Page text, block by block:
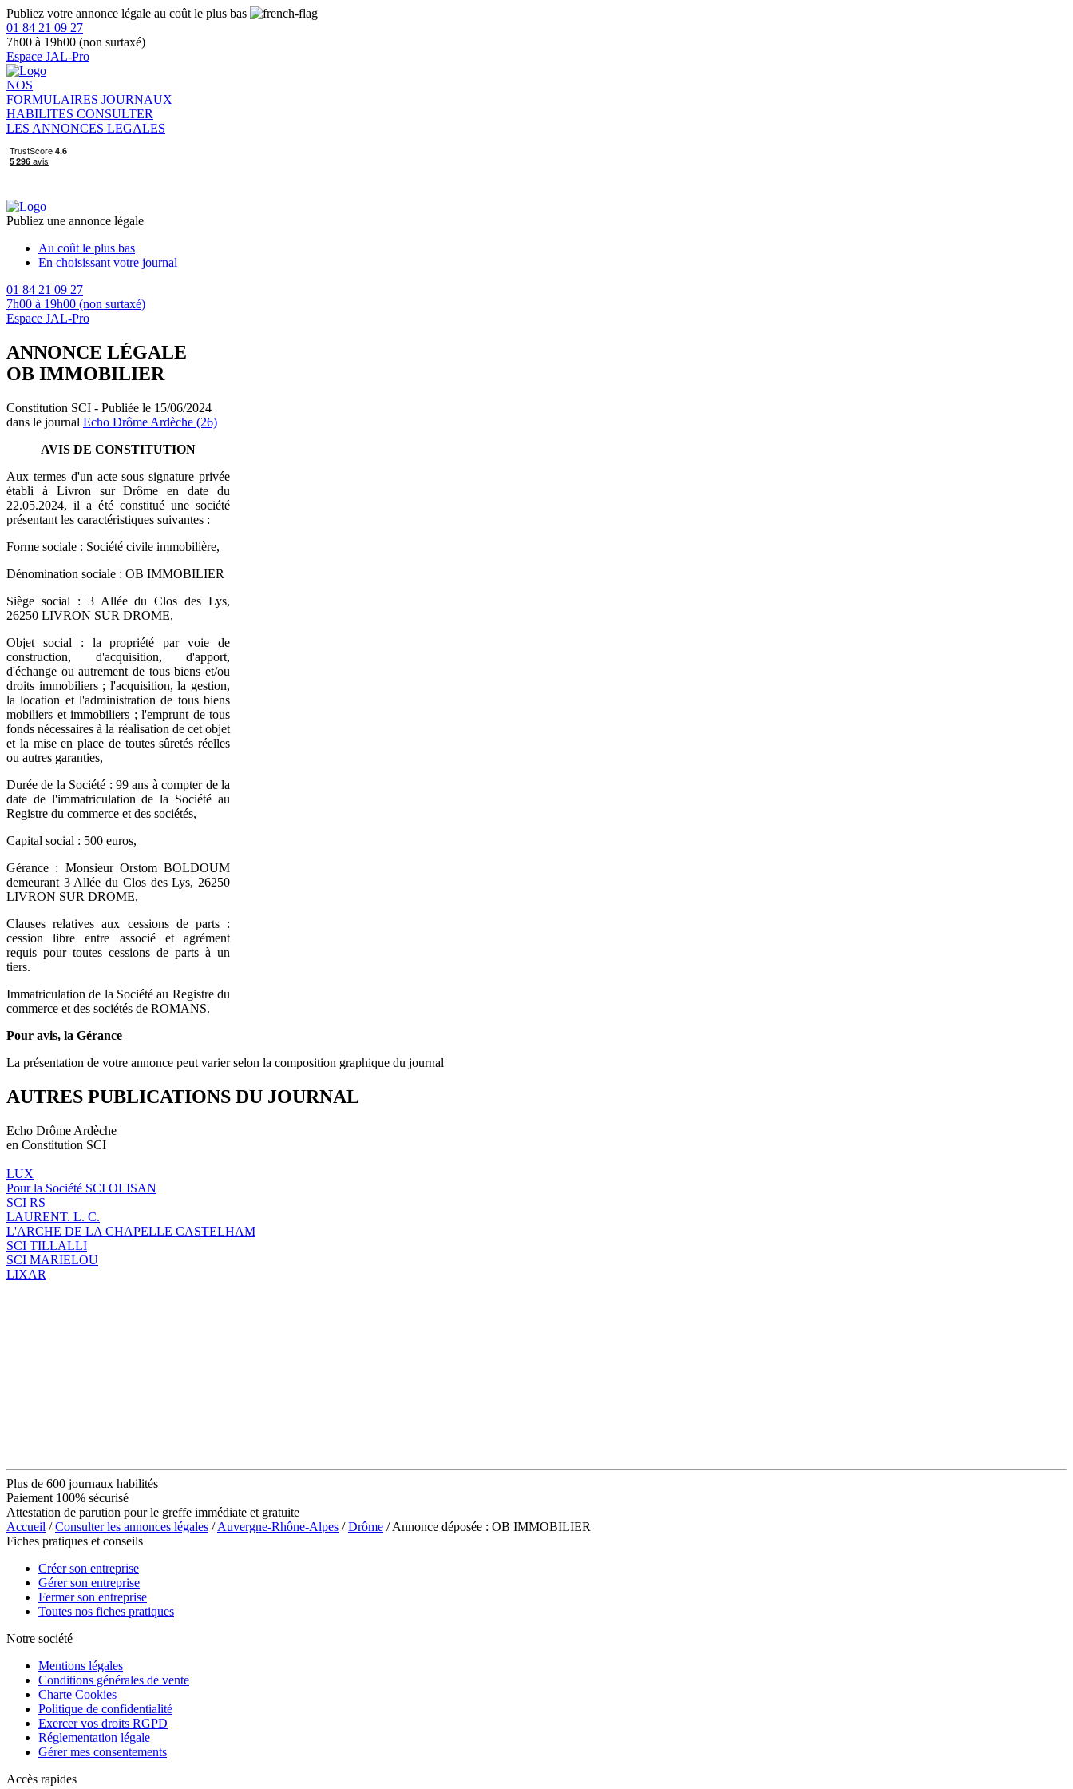
Publiez votre annonce légale au coût le plus bas
01 84 21 09 27
7h00 à 19h00 (non surtaxé)
Espace JAL-Pro
NOS
FORMULAIRES JOURNAUX
HABILITES CONSULTER
LES ANNONCES LEGALES
Publiez une annonce légale
Au coût le plus bas
En choisissant votre journal
01 84 21 09 27
7h00 à 19h00 (non surtaxé)
Espace JAL-Pro
ANNONCE LÉGALE
OB IMMOBILIER
Constitution SCI - Publiée le 15/06/2024
dans le journal Echo Drôme Ardèche (26)
AVIS DE CONSTITUTION
Aux termes d'un acte sous signature privée
établi à Livron sur Drôme en date du
22.05.2024, il a été constitué une société
présentant les caractéristiques suivantes :
Forme sociale : Société civile immobilière,
Dénomination sociale : OB IMMOBILIER
Siège social : 3 Allée du Clos des Lys,
26250 LIVRON SUR DROME,
Objet social : la propriété par voie de
construction, d'acquisition, d'apport,
d'échange ou autrement de tous biens et/ou
droits immobiliers ; l'acquisition, la gestion,
la location et l'administration de tous biens
mobiliers et immobiliers ; l'emprunt de tous
fonds nécessaires à la réalisation de cet objet
et la mise en place de toutes sûretés réelles
ou autres garanties,
Durée de la Société : 99 ans à compter de la
date de l'immatriculation de la Société au
Registre du commerce et des sociétés,
Capital social : 500 euros,
Gérance : Monsieur Orstom BOLDOUM
demeurant 3 Allée du Clos des Lys, 26250
LIVRON SUR DROME,
Clauses relatives aux cessions de parts :
cession libre entre associé et agrément
requis pour toutes cessions de parts à un
tiers.
Immatriculation de la Société au Registre du
commerce et des sociétés de ROMANS.
Pour avis, la Gérance
La présentation de votre annonce peut varier selon la composition graphique du journal
AUTRES PUBLICATIONS DU JOURNAL
Echo Drôme Ardèche
en Constitution SCI
LUX
Pour la Société SCI OLISAN
SCI RS
LAURENT. L. C.
L'ARCHE DE LA CHAPELLE CASTELHAM
SCI TILLALLI
SCI MARIELOU
LIXAR
Plus de 600 journaux habilités
Paiement 100% sécurisé
Attestation de parution pour le greffe immédiate et gratuite
Accueil /Consulter les annonces légales /Auvergne-Rhône-Alpes /Drôme / Annonce déposée : OB IMMOBILIER
Fiches pratiques et conseils
Créer son entreprise
Gérer son entreprise
Fermer son entreprise
Toutes nos fiches pratiques
Notre société
Mentions légales
Conditions générales de vente
Charte Cookies
Politique de confidentialité
Exercer vos droits RGPD
Réglementation légale
Gérer mes consentements
Accès rapides